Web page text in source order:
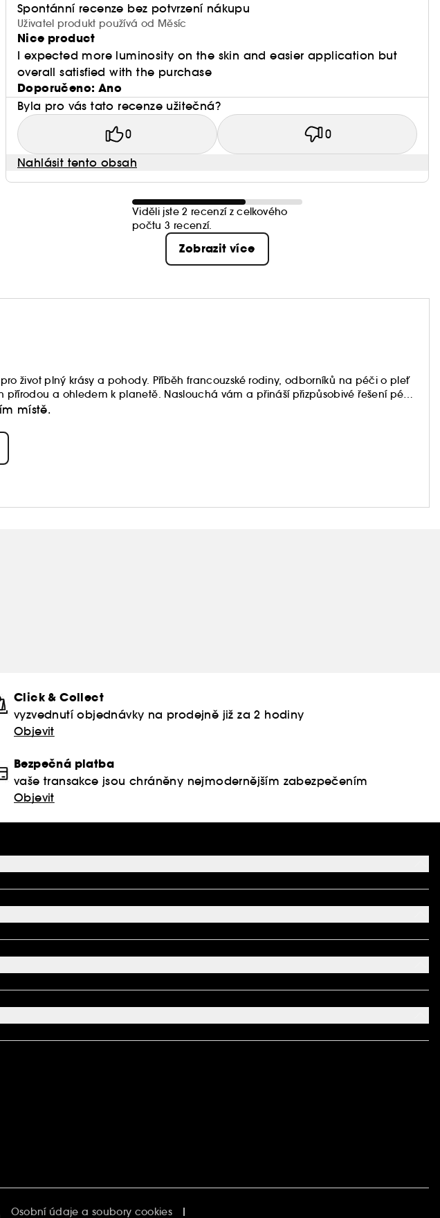
Spontánní recenze bez potvrzení nákupu
Uživatel produkt používá od Měsíc
Nice product
I expected more luminosity on the skin and easier application but
overall satisfied with the purchase
Doporučeno: Ano
Byla pro vás tato recenze užitečná?
0 0
Nahlásit tento obsah
Viděli jste 2 recenzí z celkového
počtu 3 recenzí.
Zobrazit více
život plný krásy a pohody. Příběh francouzské rodiny, odborníků na péči o pleť
přírodou a ohledem k planetě. Naslouchá vám a přináší přizpůsobivé řešení péče
vašeho života.
místě.
Click & Collect
vyzvednutí objednávky na prodejně již za 2 hodiny
Objevit
Bezpečná platba
vaše transakce jsou chráněny nejmodernějším zabezpečením
Objevit
Osobní údaje a soubory cookies